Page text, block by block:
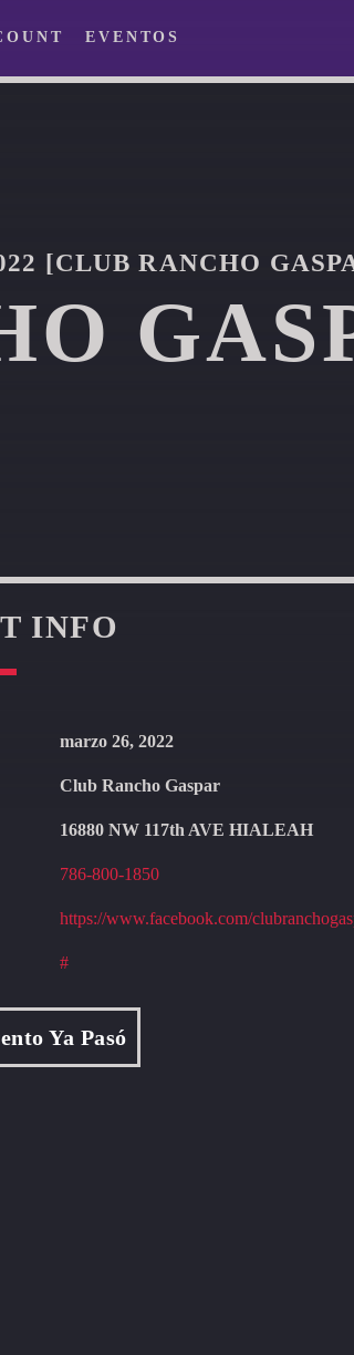
EVENTOS
[CLUB RANCHO
INFO
marzo 26, 2022
Club Rancho Gaspar
16880 NW 117th AVE HIALEAH
786-800-1850
https://www.facebook.com/
#
Ya Pasó